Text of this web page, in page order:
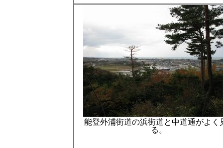
能登外浦街道の浜街道と中道通がよく
る。